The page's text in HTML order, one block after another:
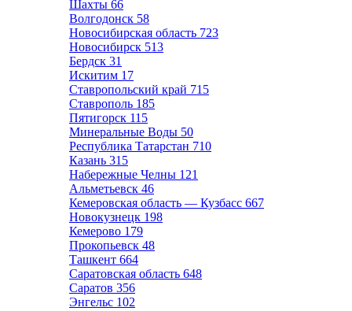
Шахты 66
Волгодонск 58
Новосибирская область 723
Новосибирск 513
Бердск 31
Искитим 17
Ставропольский край 715
Ставрополь 185
Пятигорск 115
Минеральные Воды 50
Республика Татарстан 710
Казань 315
Набережные Челны 121
Альметьевск 46
Кемеровская область — Кузбасс 667
Новокузнецк 198
Кемерово 179
Прокопьевск 48
Ташкент 664
Саратовская область 648
Саратов 356
Энгельс 102